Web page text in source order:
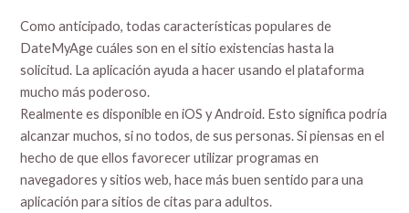
Como anticipado, todas características populares de
DateMyAge cuáles son en el sitio existencias hasta la
solicitud. La aplicación ayuda a hacer usando el plataforma
mucho más poderoso.
Realmente es disponible en iOS y Android. Esto significa podría
alcanzar muchos, si no todos, de sus personas. Si piensas en el
hecho de que ellos favorecer utilizar programas en
navegadores y sitios web, hace más buen sentido para una
aplicación para sitios de citas para adultos.